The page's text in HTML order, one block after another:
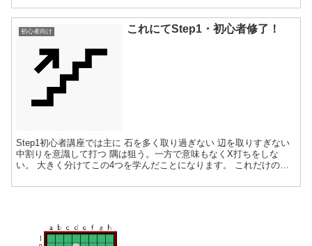
初心者向け これにてStep1・初心者修了！
Step1初心者講座では主に 石を多く取り過ぎない 辺を取りすぎない
中割りを意識して打つ 隅は狙う。一方で意味もなくX打ちをしな
い。 大きく分けてこの4つを学んだことになります。 これだけの内